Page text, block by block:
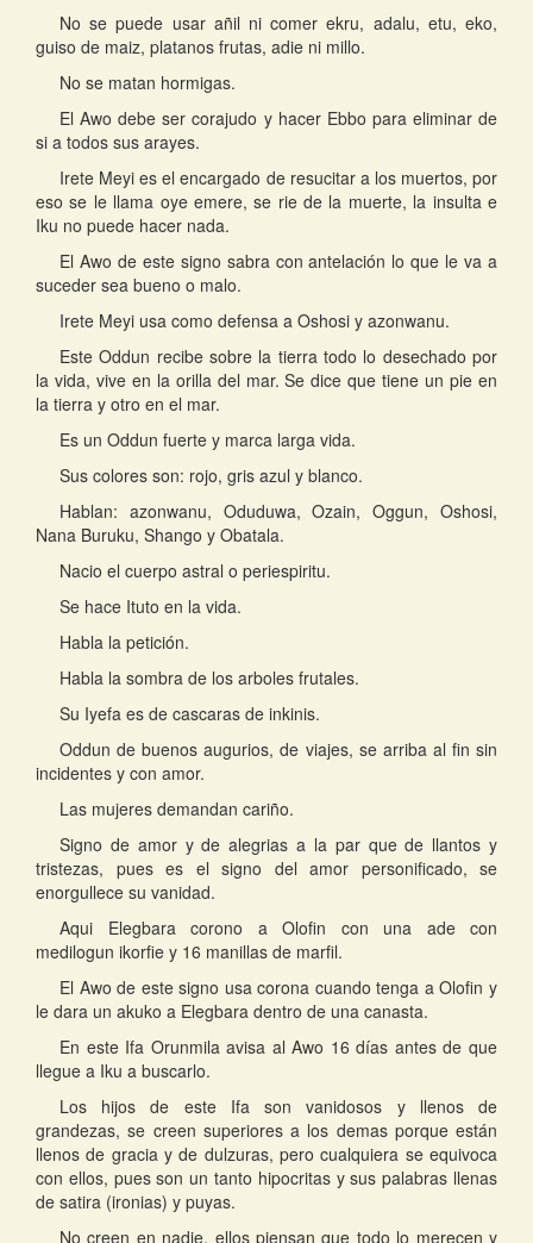
No se puede usar añil ni comer ekru, adalu, etu, eko,
guiso de maiz, platanos frutas, adie ni millo.
No se matan hormigas.
El Awo debe ser corajudo y hacer Ebbo para eliminar de
si a todos sus arayes.
Irete Meyi es el encargado de resucitar a los muertos, por
eso se le llama oye emere, se rie de la muerte, la insulta e
Iku no puede hacer nada.
El Awo de este signo sabra con antelación lo que le va a
suceder sea bueno o malo.
Irete Meyi usa como defensa a Oshosi y azonwanu.
Este Oddun recibe sobre la tierra todo lo desechado por
la vida, vive en la orilla del mar. Se dice que tiene un pie en
la tierra y otro en el mar.
Es un Oddun fuerte y marca larga vida.
Sus colores son: rojo, gris azul y blanco.
Hablan: azonwanu, Oduduwa, Ozain, Oggun, Oshosi,
Nana Buruku, Shango y Obatala.
Nacio el cuerpo astral o periespiritu.
Se hace Ituto en la vida.
Habla la petición.
Habla la sombra de los arboles frutales.
Su Iyefa es de cascaras de inkinis.
Oddun de buenos augurios, de viajes, se arriba al fin sin
incidentes y con amor.
Las mujeres demandan cariño.
Signo de amor y de alegrias a la par que de llantos y
tristezas, pues es el signo del amor personificado, se
enorgullece su vanidad.
Aqui Elegbara corono a Olofin con una ade con
medilogun ikorfie y 16 manillas de marfil.
El Awo de este signo usa corona cuando tenga a Olofin y
le dara un akuko a Elegbara dentro de una canasta.
En este Ifa Orunmila avisa al Awo 16 días antes de que
llegue a Iku a buscarlo.
Los hijos de este Ifa son vanidosos y llenos de
grandezas, se creen superiores a los demas porque están
llenos de gracia y de dulzuras, pero cualquiera se equivoca
con ellos, pues son un tanto hipocritas y sus palabras llenas
de satira (ironias) y puyas.
No creen en nadie, ellos piensan que todo lo merecen y